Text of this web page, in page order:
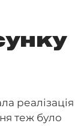
реалізація
теж було